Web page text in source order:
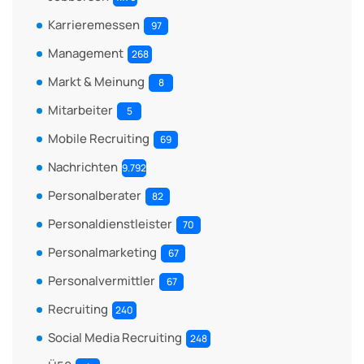
Karrieremessen 97
Management 268
Markt & Meinung 8
Mitarbeiter 5
Mobile Recruiting 69
Nachrichten 9.792
Personalberater 82
Personaldienstleister 70
Personalmarketing 67
Personalvermittler 67
Recruiting 240
Social Media Recruiting 248